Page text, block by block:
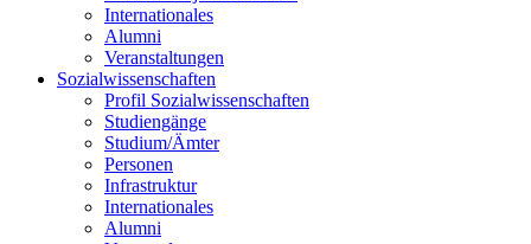
Internationales
Alumni
Veranstaltungen
Sozialwissenschaften
Profil Sozialwissenschaften
Studiengänge
Studium/Ämter
Personen
Infrastruktur
Internationales
Alumni